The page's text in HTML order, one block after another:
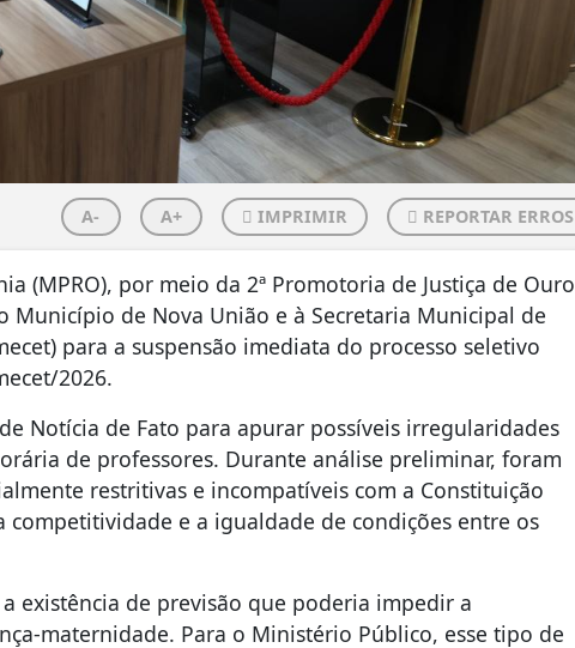
A- A+ IMPRIMIR REPORTAR ERROS
(MPRO), por meio da 2ª Promotoria de Justiça de Ouro
Município de Nova União e à Secretaria Municipal de
para a suspensão imediata do processo seletivo
2026.
Notícia de Fato para apurar possíveis irregularidades
de professores. Durante análise preliminar, foram
restritivas e incompatíveis com a Constituição
competitividade e a igualdade de condições entre os
existência de previsão que poderia impedir a
maternidade. Para o Ministério Público, esse tipo de